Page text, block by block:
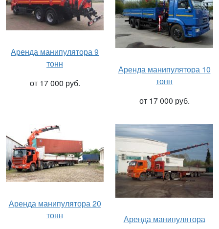
Аренда манипулятора 9
тонн
от 17 000 руб.
Аренда манипулятора 10
тонн
от 17 000 руб.
Аренда манипулятора 20
тонн
Аренда манипулятора